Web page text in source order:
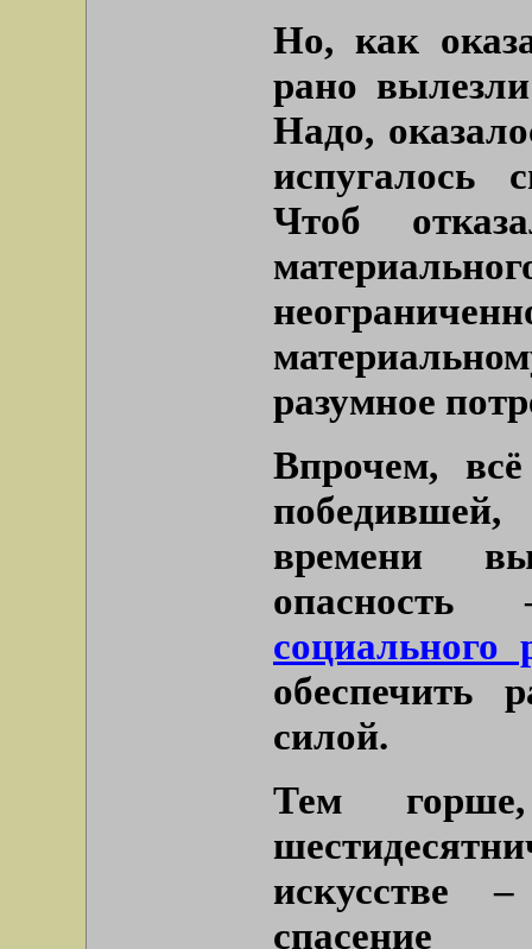
Но, как
рано
Надо,
испугалось
Чтоб
разумное
Впрочем,
времени
социального
обеспечить
силой.
Тем
искусстве